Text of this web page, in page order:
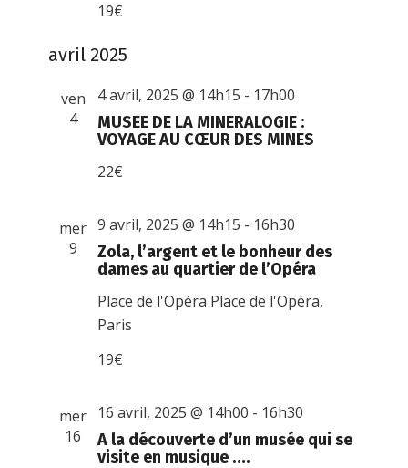
19€
avril 2025
ven
4
MUSEE DE LA MINERALOGIE :
VOYAGE AU CŒUR DES MINES
4 avril, 2025 @ 14h15 - 17h00
22€
mer
9
Zola, l’argent et le bonheur des
dames au quartier de l’Opéra
9 avril, 2025 @ 14h15 - 16h30
Place de l'Opéra Place de l'Opéra,
Paris
19€
mer
16
A la découverte d’un musée qui se
visite en musique ….
16 avril, 2025 @ 14h00 - 16h30